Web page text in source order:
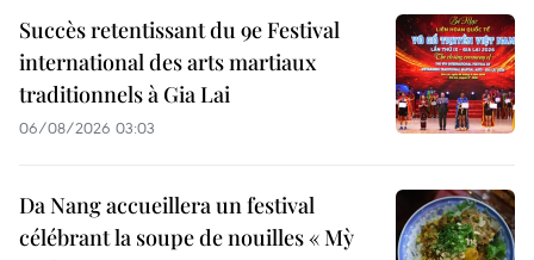
Succès retentissant du 9e Festival
international des arts martiaux
traditionnels à Gia Lai
06/08/2026 03:03
Da Nang accueillera un festival
célébrant la soupe de nouilles « Mỳ